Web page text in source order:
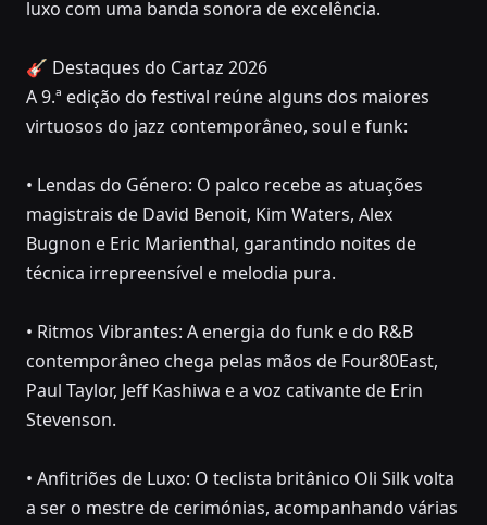
luxo com uma banda sonora de excelência.
🎸 Destaques do Cartaz 2026
A 9.ª edição do festival reúne alguns dos maiores
virtuosos do jazz contemporâneo, soul e funk:
• Lendas do Género: O palco recebe as atuações
magistrais de David Benoit, Kim Waters, Alex
Bugnon e Eric Marienthal, garantindo noites de
técnica irrepreensível e melodia pura.
• Ritmos Vibrantes: A energia do funk e do R&B
contemporâneo chega pelas mãos de Four80East,
Paul Taylor, Jeff Kashiwa e a voz cativante de Erin
Stevenson.
• Anfitriões de Luxo: O teclista britânico Oli Silk volta
a ser o mestre de cerimónias, acompanhando várias